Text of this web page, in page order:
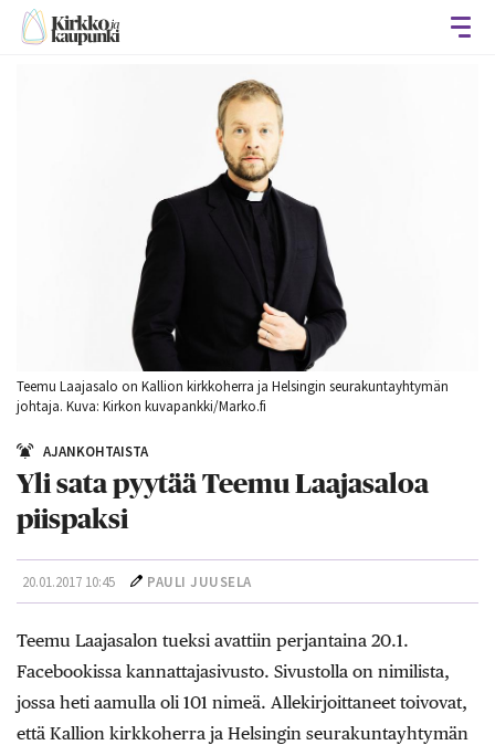
Teemu Laajasalo on Kallion kirkkoherra ja Helsingin seurakuntayhtymän
johtaja. Kuva: Kirkon kuvapankki/Marko.fi
AJANKOHTAISTA
Yli sata pyytää Teemu Laajasaloa
piispaksi
20.01.2017 10:45 PAULI JUUSELA
Teemu Laajasalon tueksi avattiin perjantaina 20.1.
Facebookissa kannattajasivusto. Sivustolla on nimilista,
jossa heti aamulla oli 101 nimeä. Allekirjoittaneet toivovat,
että Kallion kirkkoherra ja Helsingin seurakuntayhtymän